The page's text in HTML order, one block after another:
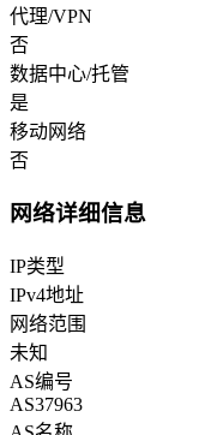
代理/VPN
否
数据中心/托管
是
移动网络
否
网络详细信息
IP类型
IPv4地址
网络范围
未知
AS编号
AS37963